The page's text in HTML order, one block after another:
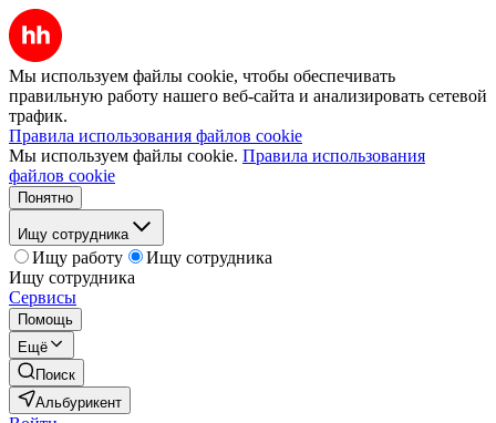
Мы используем файлы cookie, чтобы обеспечивать
правильную работу нашего веб-сайта и анализировать сетевой
трафик.
Правила использования файлов cookie
Мы используем файлы cookie. Правила использования
файлов cookie
Понятно
Ищу сотрудника
Ищу работу
Ищу сотрудника
Ищу сотрудника
Сервисы
Помощь
Ещё
Поиск
Альбурикент